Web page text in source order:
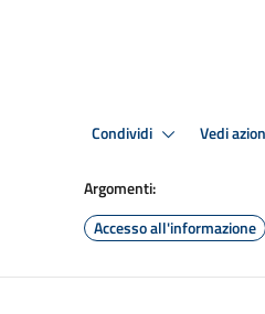
Condividi Vedi
Argomenti:
Accesso all'informazione